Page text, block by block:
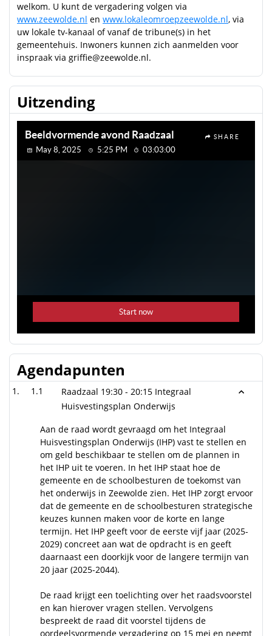
welkom. U kunt de vergadering volgen via
www.zeewolde.nl en www.lokaleomroepzeewolde.nl, via
uw lokale tv-kanaal of vanaf de tribune(s) in het
gemeentehuis. Inwoners kunnen zich aanmelden voor
inspraak via griffie@zeewolde.nl.
Uitzending
Agendapunten
1.1
Raadzaal 19:30 - 20:15 Integraal
Huisvestingsplan Onderwijs
Aan de raad wordt gevraagd om het Integraal
Huisvestingsplan Onderwijs (IHP) vast te stellen en
om geld beschikbaar te stellen om de plannen in
het IHP uit te voeren. In het IHP staat hoe de
gemeente en de schoolbesturen de toekomst van
het onderwijs in Zeewolde zien. Het IHP zorgt ervoor
dat de gemeente en de schoolbesturen strategische
keuzes kunnen maken voor de korte en lange
termijn. Het IHP geeft voor de eerste vijf jaar (2025-
2029) concreet aan wat de opdracht is en geeft
daarnaast een doorkijk voor de langere termijn van
20 jaar (2025-2044).
De raad krijgt een toelichting over het raadsvoorstel
en kan hierover vragen stellen. Vervolgens
bespreekt de raad dit voorstel tijdens de
oordeelsvormende vergadering op 15 mei en neemt